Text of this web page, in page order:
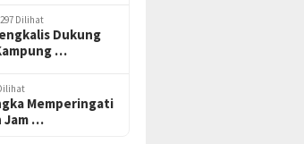
297 Dilihat
Dukung
…
Memperingati
Jam …